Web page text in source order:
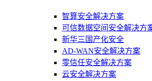
智算安全解决方案
可信数据空间安全解决方
新华三国产化安全
AD-WAN安全解决方案
零信任安全解决方案
云安全解决方案